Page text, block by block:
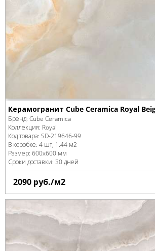
Керамогранит Cube Ceramica Royal
Бренд: Cube Ceramica
Коллекция: Royal
Код товара: SD-219646-99
В коробке: 4 шт, 1.44 м2
Размер: 600x600 мм
Сроки доставки: 30 дней
2090 руб./м2